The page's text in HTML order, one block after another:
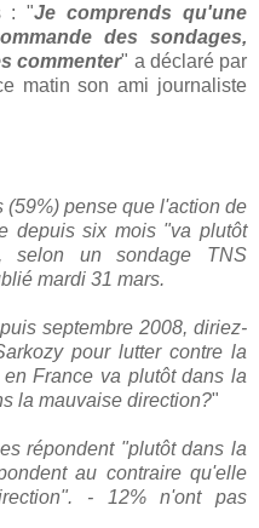
: "Je comprends qu'une
des sondages,
commenter" a déclaré par
matin son ami journaliste
pense que l'action de
depuis six mois "va plutôt
selon un sondage TNS
mardi 31 mars.
septembre 2008, diriez-
pour lutter contre la
France va plutôt dans la
la mauvaise direction?"
répondent "plutôt dans la
au contraire qu'elle
- 12% n'ont pas